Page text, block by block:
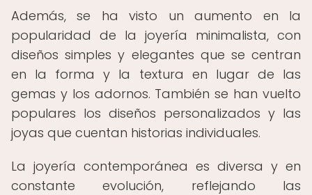
Además, se ha visto un aumento en la
popularidad de la joyería minimalista, con
diseños simples y elegantes que se centran
en la forma y la textura en lugar de las
gemas y los adornos. También se han vuelto
populares los diseños personalizados y las
joyas que cuentan historias individuales.
La joyería contemporánea es diversa y en
constante evolución, reflejando las